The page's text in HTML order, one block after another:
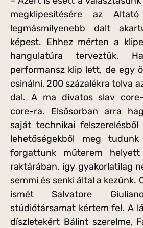
megklipesítésére az
legmásmilyenebb dalt
képest. Ehhez mérten a
hangulatúra terveztük.
performansz klip lett, de egy
csinálni, 200 százalékra tolva
dal. A ma divatos slav
core-ra. Elsősorban arra
saját technikai
lehetőségekből meg
forgattunk műterem
raktárában, így gyakorlatilag
semmi és senki által a kezünk.
ismét Salvatore
stúdiótársamat kértem fel. A
díszletekért Bálint szerelme,